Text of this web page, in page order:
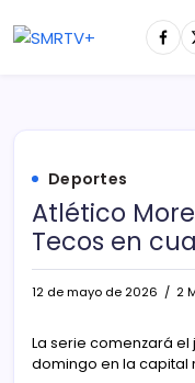
Deportes
Atlético
Tecos en
12 de mayo de 2026 2
La serie comenzará
domingo en la capital